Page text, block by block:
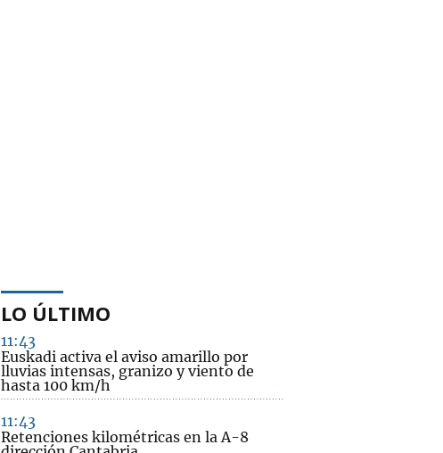
LO ÚLTIMO
11:43
Euskadi activa el aviso amarillo por
lluvias intensas, granizo y viento de
hasta 100 km/h
11:43
Retenciones kilométricas en la A-8